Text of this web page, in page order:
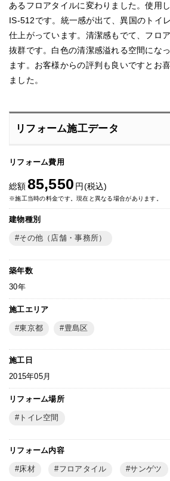
あるフロアタイルに変わりました。使用
IS-512です。統一感が出て、異国のトイ
仕上がっています。清潔感もでて、フロ
抜群です。白色の清潔感溢れる空間にな
ます。お客様からの評判も良いですとお
ました。
リフォーム施工データ
リフォーム費用
総額85,550 円(税込)
※施工当時の料金です。現在と異なる場合があります。
建物種別
その他（店舗・事務所）
築年数
30年
施工エリア
東京都 豊島区
施工日
2015年05月
リフォーム場所
トイレ空間
リフォーム内容
床材 フロアタイル サンゲツ